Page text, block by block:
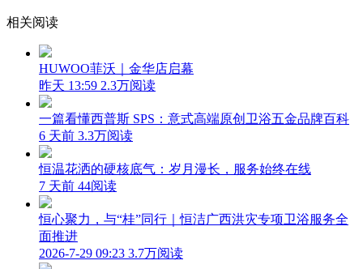
相关阅读
HUWOO菲沃｜金华店启幕
昨天 13:59 2.3万阅读
一篇看懂西普斯 SPS：意式高端原创卫浴五金品牌百科
6 天前 3.3万阅读
恒温花洒的硬核底气：岁月漫长，服务始终在线
7 天前 44阅读
恒心聚力，与“桂”同行｜恒洁广西洪灾专项卫浴服务全
面推进
2026-7-29 09:23 3.7万阅读